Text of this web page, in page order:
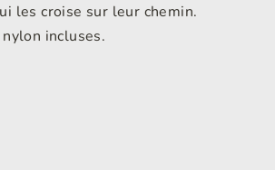
les croise sur leur chemin.
incluses.